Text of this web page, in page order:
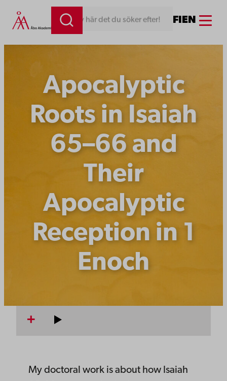
Hoppa
till
innehåll
Skriv här det du söker efter! FIEN Menu
Apocalyptic
Roots in Isaiah
65–66 and
Their
Apocalyptic
Reception in 1
Enoch
My doctoral work is about how Isaiah